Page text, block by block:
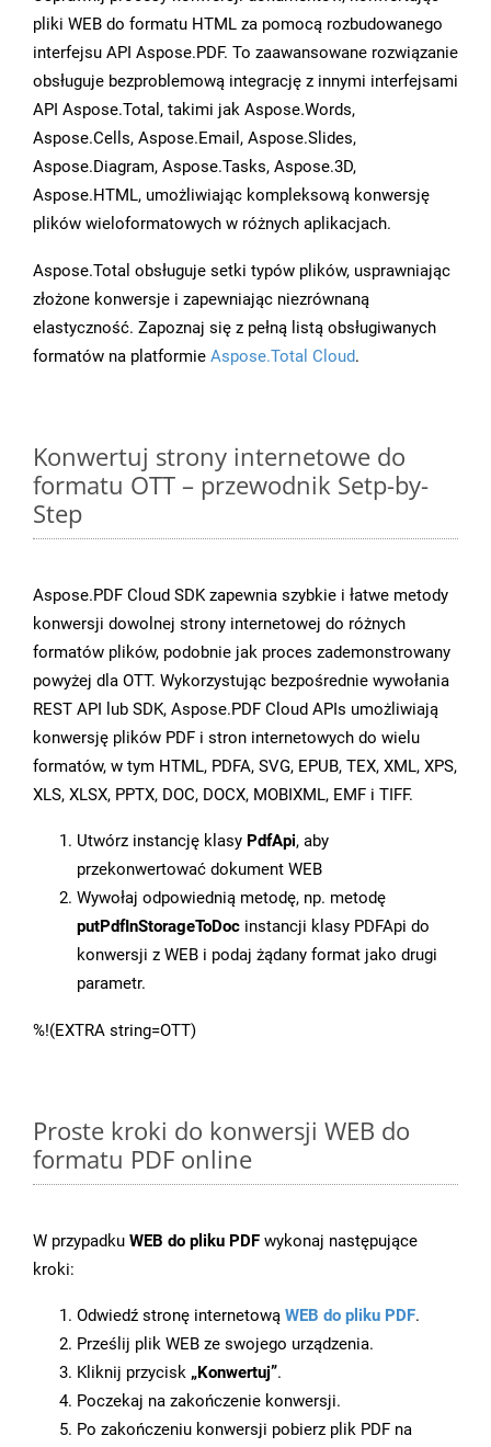
pliki WEB do formatu HTML za pomocą rozbudowanego
interfejsu API Aspose.PDF. To zaawansowane rozwiązanie
obsługuje bezproblemową integrację z innymi interfejsami
API Aspose.Total, takimi jak Aspose.Words,
Aspose.Cells, Aspose.Email, Aspose.Slides,
Aspose.Diagram, Aspose.Tasks, Aspose.3D,
Aspose.HTML, umożliwiając kompleksową konwersję
plików wieloformatowych w różnych aplikacjach.
Aspose.Total obsługuje setki typów plików, usprawniając
złożone konwersje i zapewniając niezrównaną
elastyczność. Zapoznaj się z pełną listą obsługiwanych
formatów na platformie Aspose.Total Cloud.
Konwertuj strony internetowe do
formatu OTT – przewodnik Setp-by-
Step
Aspose.PDF Cloud SDK zapewnia szybkie i łatwe metody
konwersji dowolnej strony internetowej do różnych
formatów plików, podobnie jak proces zademonstrowany
powyżej dla OTT. Wykorzystując bezpośrednie wywołania
REST API lub SDK, Aspose.PDF Cloud APIs umożliwiają
konwersję plików PDF i stron internetowych do wielu
formatów, w tym HTML, PDFA, SVG, EPUB, TEX, XML, XPS,
XLS, XLSX, PPTX, DOC, DOCX, MOBIXML, EMF i TIFF.
Utwórz instancję klasy PdfApi, aby
przekonwertować dokument WEB
Wywołaj odpowiednią metodę, np. metodę
putPdfInStorageToDoc instancji klasy PDFApi do
konwersji z WEB i podaj żądany format jako drugi
parametr.
%!(EXTRA string=OTT)
Proste kroki do konwersji WEB do
formatu PDF online
W przypadku WEB do pliku PDF wykonaj następujące
kroki:
Odwiedź stronę internetową WEB do pliku PDF.
Prześlij plik WEB ze swojego urządzenia.
Kliknij przycisk „Konwertuj”.
Poczekaj na zakończenie konwersji.
Po zakończeniu konwersji pobierz plik PDF na